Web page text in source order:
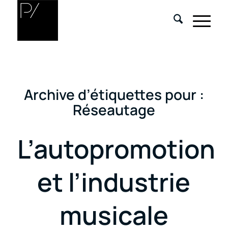
Archive d’étiquettes pour :
Réseautage
L’autopromotion
et l’industrie
musicale